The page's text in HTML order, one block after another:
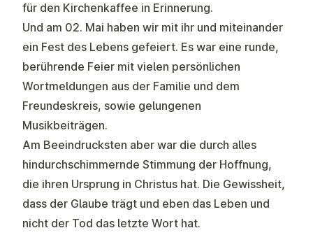
für den Kirchenkaffee in Erinnerung.
Und am 02. Mai haben wir mit ihr und miteinander
ein Fest des Lebens gefeiert. Es war eine runde,
berührende Feier mit vielen persönlichen
Wortmeldungen aus der Familie und dem
Freundeskreis, sowie gelungenen
Musikbeiträgen.
Am Beeindrucksten aber war die durch alles
hindurchschimmernde Stimmung der Hoffnung,
die ihren Ursprung in Christus hat. Die Gewissheit,
dass der Glaube trägt und eben das Leben und
nicht der Tod das letzte Wort hat.